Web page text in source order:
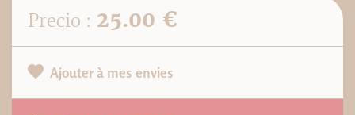
Precio : 25.00 €
Ajouter à mes envies